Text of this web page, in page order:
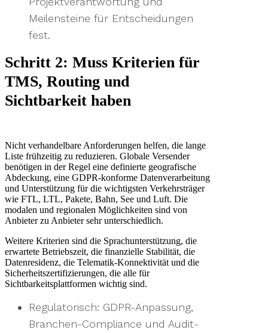
Meilensteine für Entscheidungen
fest.
Schritt 2: Muss Kriterien für
TMS, Routing und
Sichtbarkeit haben
Nicht verhandelbare Anforderungen helfen, die lange
Liste frühzeitig zu reduzieren. Globale Versender
benötigen in der Regel eine definierte geografische
Abdeckung, eine GDPR-konforme Datenverarbeitung
und Unterstützung für die wichtigsten Verkehrsträger
wie FTL, LTL, Pakete, Bahn, See und Luft. Die
modalen und regionalen Möglichkeiten sind von
Anbieter zu Anbieter sehr unterschiedlich.
Weitere Kriterien sind die Sprachunterstützung, die
erwartete Betriebszeit, die finanzielle Stabilität, die
Datenresidenz, die Telematik-Konnektivität und die
Sicherheitszertifizierungen, die alle für
Sichtbarkeitsplattformen wichtig sind.
Regulatorisch: GDPR-Anpassung,
Branchen-Compliance und Audit-